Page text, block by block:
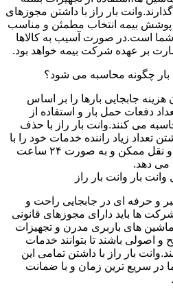
بار راز با داشتن مجوزهای
پوشش بیمه انتخاب مطمئن و مناسب
شما است.در صورت آسیب به کالاها
بر عهده شرکت بیمه خواهد بود.
بار چگونه محاسبه می شود؟
جابجایی بارها را بر اساس
دفعات حمل بار و استفاده از
می کنند.وانت بار راز با حذف
تعداد زیاد راننده خدمات خود را با
مناسب ترین تعرفه نرخ حمل و نقل ممکن و به صورت ۲۴ ساعت
می دهد.
بار وانت بار راز
و حرفه ای در جابجایی راحت و
ها باید دارای مجوزهای قانونی
های باربری مدرن و تجهیزات
باشند تا بتوانند خدمات
بار راز با داشتن تمامی این
در سریع ترین زمان و با ضمانت